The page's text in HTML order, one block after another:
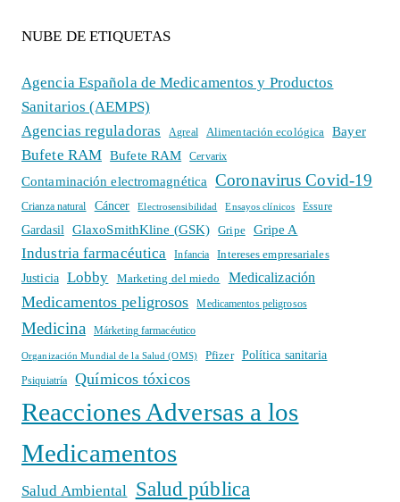
NUBE DE ETIQUETAS
Agencia Española de Medicamentos y Productos
Sanitarios (AEMPS)
Agencias reguladoras
Agreal Alimentación ecológica Bayer
Bufete RAM Bufete RAM Cervarix
Contaminación electromagnética Coronavirus Covid-19
Crianza natural Cáncer Electrosensibilidad Ensayos clínicos Essure
Gardasil GlaxoSmithKline (GSK) Gripe Gripe A
Industria farmacéutica Infancia
Intereses empresariales
Justicia
Lobby Marketing del miedo Medicalización
Medicamentos peligrosos Medicamentos peligrosos
Medicina Márketing farmacéutico
Organización Mundial de la Salud (OMS) Pfizer Política sanitaria
Psiquiatría Químicos tóxicos
Reacciones Adversas a los
Medicamentos
Salud Ambiental Salud pública